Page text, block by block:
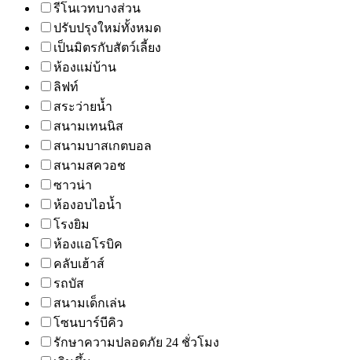
รีโนเวทบางส่วน
ปรับปรุงใหม่ทั้งหมด
เป็นมิตรกับสัตว์เลี้ยง
ห้องแม่บ้าน
ลิฟท์
สระว่ายน้ำ
สนามเทนนิส
สนามบาสเกตบอล
สนามสควอช
ซาวน่า
ห้องอบไอน้ำ
โรงยิม
ห้องแอโรบิค
คลับเฮ้าส์
รถบัส
สนามเด็กเล่น
โซนบาร์บีคิว
รักษาความปลอดภัย 24 ชั่วโมง